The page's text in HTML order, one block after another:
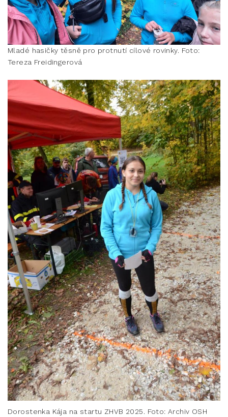
Mladé hasičky těsně pro protnutí cílové rovinky. Foto:
Tereza Freidingerová
Dorostenka Kája na startu ZHVB 2025. Foto: Archiv OSH